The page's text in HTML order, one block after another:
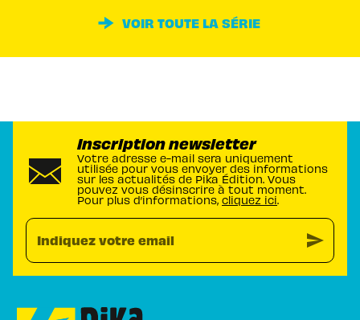
VOIR TOUTE LA SÉRIE
Inscription newsletter
Votre adresse e-mail sera uniquement
utilisée pour vous envoyer des informations
sur les actualités de Pika Édition. Vous
pouvez vous désinscrire à tout moment.
Pour plus d’informations, cliquez ici.
Indiquez votre email send